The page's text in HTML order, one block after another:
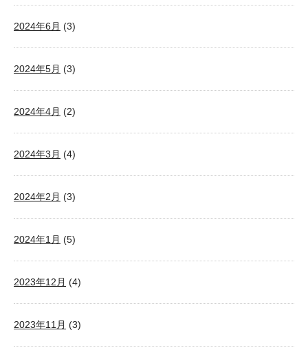
2024年6月 (3)
2024年5月 (3)
2024年4月 (2)
2024年3月 (4)
2024年2月 (3)
2024年1月 (5)
2023年12月 (4)
2023年11月 (3)